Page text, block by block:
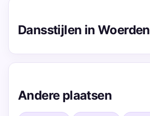
Dansstijlen in Woerden
Andere plaatsen